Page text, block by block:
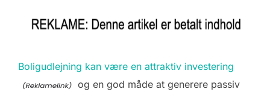
Boligudlejning kan være en attraktiv investering
og en god måde at generere passiv